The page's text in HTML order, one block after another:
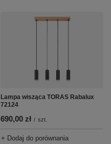
Lampa wisząca TORAS Rabalux
72124
690,00 zł / szt.
+ Dodaj do porównania